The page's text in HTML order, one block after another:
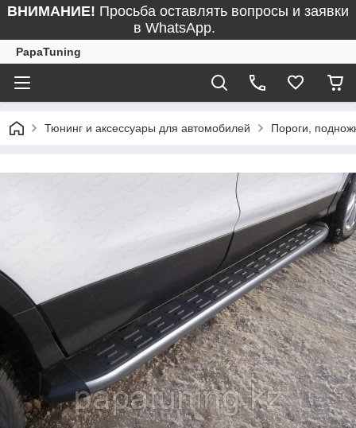
ВНИМАНИЕ! Просьба оставлять вопросы и заявки
в WhatsApp.
PapaTuning
Тюнинг и аксессуары для автомобилей Пороги,